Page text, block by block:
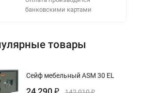
банковскими картами
товары
Сейф мебельный ASM 30 EL
₽ ₽